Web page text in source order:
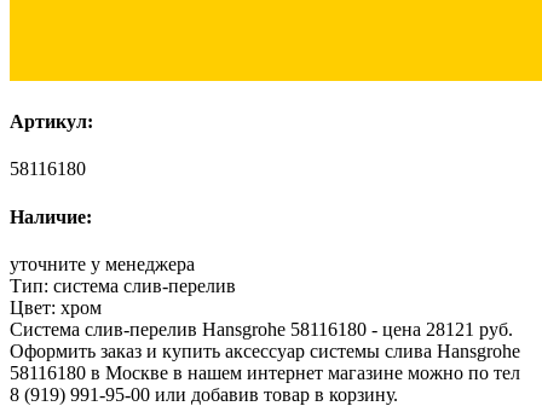
Артикул:
58116180
Наличие:
уточните у менеджера
Тип: система слив-перелив
Цвет: хром
Система слив-перелив Hansgrohe 58116180 - цена 28121 руб.
Оформить заказ и купить аксессуар системы слива Hansgrohe
58116180 в Москве в нашем интернет магазине можно по тел
8 (919) 991-95-00 или добавив товар в корзину.